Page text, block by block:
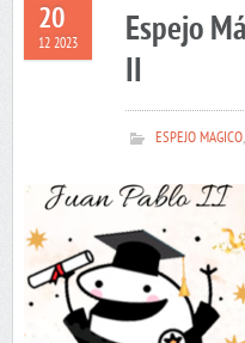
20
12 2023
Espejo
II
ESPEJO MAGICO,